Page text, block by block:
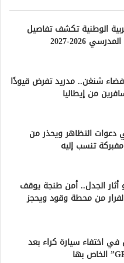
الوطنية تكشف تفاصيل
2026-2027
شنغن.. مدريد تفرض قيودًا
من إيطاليا
212 ينفي دعوات التظاهر ويحذر من
تنسب إليه
أثار الجدل.. أمن طنجة يوقف
من محطة وقود ويحجز
اختفاء سيارة كراء بعد